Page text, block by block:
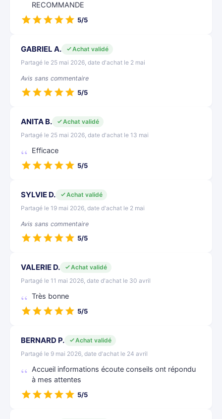
RECOMMANDE
5/5
GABRIEL A.
Achat validé
Partagé le 25 mai 2026, date d'achat le 2 mai
Avis sans commentaire
5/5
ANITA B.
Achat validé
Partagé le 25 mai 2026, date d'achat le 13 mai
Efficace
5/5
SYLVIE D.
Achat validé
Partagé le 19 mai 2026, date d'achat le 2 mai
Avis sans commentaire
5/5
VALERIE D.
Achat validé
Partagé le 11 mai 2026, date d'achat le 30 avril
Très bonne
5/5
BERNARD P.
Achat validé
Partagé le 9 mai 2026, date d'achat le 24 avril
Accueil informations écoute conseils ont répondu
à mes attentes
5/5